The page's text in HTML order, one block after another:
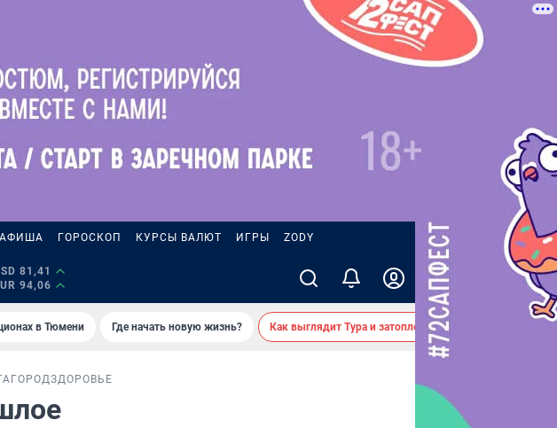
АФИША ГОРОСКОП КУРСЫ ВАЛЮТ ИГРЫ ZODY
81,41
94,06
в Тюмени Где начать новую жизнь? Как выглядит Тура и затопленные берега — вид с реки
ГОРОДЗДОРОВЬЕ